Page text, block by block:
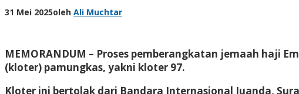
31 Mei 2025oleh Ali Muchtar
MEMORANDUM – Proses pemberangkatan jemaah haji
(kloter) pamungkas, yakni kloter 97.
Kloter ini bertolak dari Bandara Internasional Juanda,